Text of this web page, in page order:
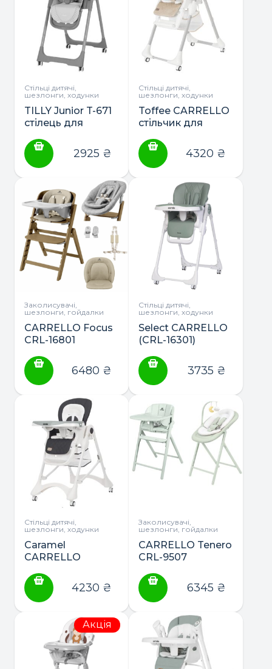
Стільці дитячі,
шезлонги, ходунки
TILLY Junior T-671
стілець для
2925 ₴
Стільці дитячі,
шезлонги, ходунки
Toffee CARRELLO
стільчик для
4320 ₴
Заколисувачі,
шезлонги, гойдалки
CARRELLO Focus
CRL-16801
для годування
6480 ₴
Стільці дитячі,
шезлонги, ходунки
Select CARRELLO
(CRL-16301)
годування3735 ₴
Стільці дитячі,
шезлонги, ходунки
Caramel
CARRELLO
годування4230 ₴
Заколисувачі,
шезлонги, гойдалки
CARRELLO Tenero
CRL-9507
для годування
6345 ₴
Акція